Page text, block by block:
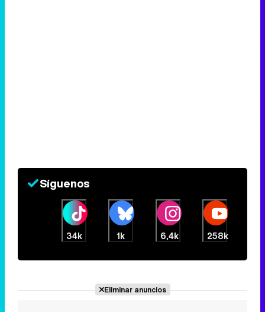
Síguenos
34k 1k 6,4k 258k
Eliminar anuncios